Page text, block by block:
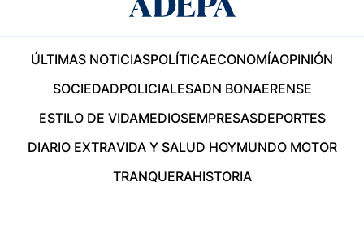
ÚLTIMAS NOTICIASPOLÍTICAECONOMÍAOPINIÓN
SOCIEDADPOLICIALESADN BONAERENSE
ESTILO DE VIDAMEDIOSEMPRESASDEPORTES
DIARIO EXTRAVIDA Y SALUD HOYMUNDO MOTOR
TRANQUERAHISTORIA